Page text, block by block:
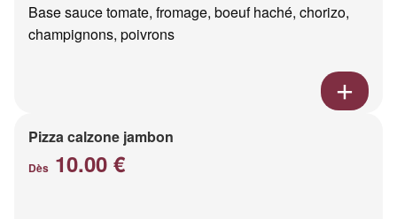
Base sauce tomate, fromage, boeuf haché, chorizo,
champignons, poivrons
Pizza calzone jambon
Dès 10.00 €